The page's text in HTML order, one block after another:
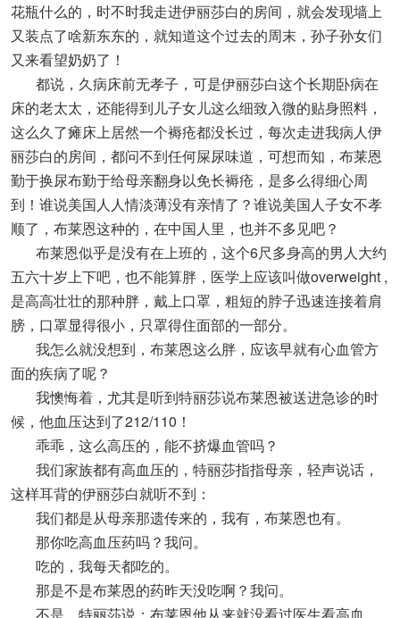
花瓶什么的，时不时我走进伊丽莎白的房间，就会发现墙上
又装点了啥新东东的，就知道这个过去的周末，孙子孙女们
又来看望奶奶了！
都说，久病床前无孝子，可是伊丽莎白这个长期卧病在
床的老太太，还能得到儿子女儿这么细致入微的贴身照料，
这么久了瘫床上居然一个褥疮都没长过，每次走进我病人伊
丽莎白的房间，都问不到任何屎尿味道，可想而知，布莱恩
勤于换尿布勤于给母亲翻身以免长褥疮，是多么得细心周
到！谁说美国人人情淡薄没有亲情了？谁说美国人子女不孝
顺了，布莱恩这种的，在中国人里，也并不多见吧？
布莱恩似乎是没有在上班的，这个6尺多身高的男人大约
五六十岁上下吧，也不能算胖，医学上应该叫做overweight ,
是高高壮壮的那种胖，戴上口罩，粗短的脖子迅速连接着肩
膀，口罩显得很小，只罩得住面部的一部分。
我怎么就没想到，布莱恩这么胖，应该早就有心血管方
面的疾病了呢？
我懊悔着，尤其是听到特丽莎说布莱恩被送进急诊的时
候，他血压达到了212/110！
乖乖，这么高压的，能不挤爆血管吗？
我们家族都有高血压的，特丽莎指指母亲，轻声说话，
这样耳背的伊丽莎白就听不到：
我们都是从母亲那遗传来的，我有，布莱恩也有。
那你吃高血压药吗？我问。
吃的，我每天都吃的。
那是不是布莱恩的药昨天没吃啊？我问。